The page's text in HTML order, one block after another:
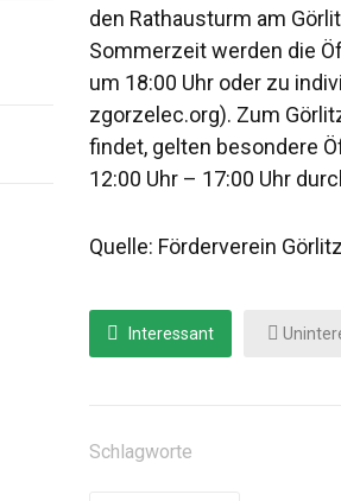
den Rathausturm am
Sommerzeit werden die
um 18:00 Uhr oder zu
zgorzelec.org). Zum
findet, gelten besondere
12:00 Uhr – 17:00 Uhr
Quelle: Förderverein Görlitz
Interessant
Schlagworte